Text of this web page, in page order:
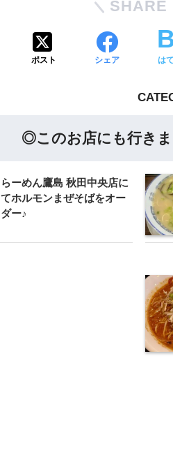
SHARE
ポスト シェア は
◎このお店にも行きま
らーめん鷹島 秋田中央店に
てホルモンまぜそばをオー
ダー♪